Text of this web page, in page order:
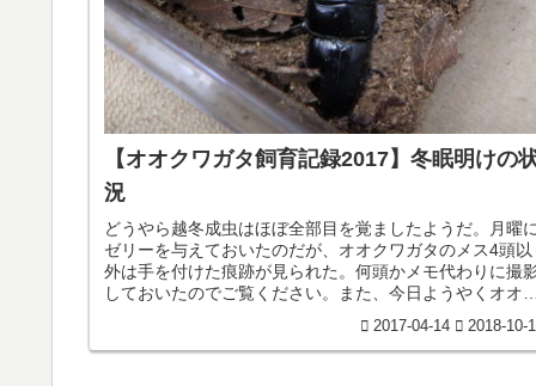
【オオクワガタ飼育記録2017】冬眠明けの
況
どうやら越冬成虫はほぼ全部目を覚ましたようだ。月曜に
ゼリーを与えておいたのだが、オオクワガタのメス4頭以
外は手を付けた痕跡が見られた。何頭かメモ代わりに撮
しておいたのでご覧ください。また、今日ようやくオオク
2017-04-14 2018-10-